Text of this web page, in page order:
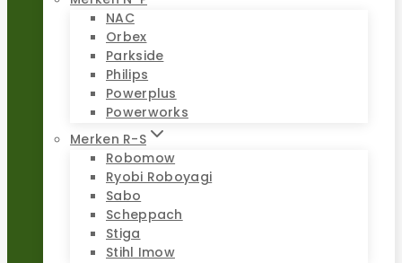
NAC
Orbex
Parkside
Philips
Powerplus
Powerworks
Merken R-S
Robomow
Ryobi Roboyagi
Sabo
Scheppach
Stiga
Stihl Imow